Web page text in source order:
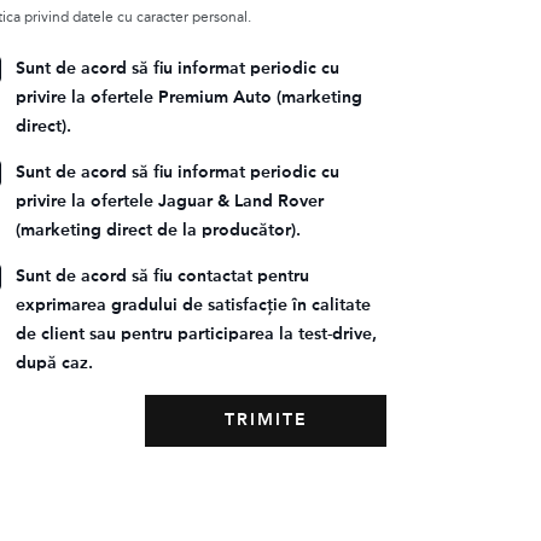
privind datele cu caracter personal.
Sunt de acord să fiu informat periodic cu
privire la ofertele Premium Auto (marketing
direct).
Sunt de acord să fiu informat periodic cu
privire la ofertele Jaguar & Land Rover
(marketing direct de la producător).
Sunt de acord să fiu contactat pentru
exprimarea gradului de satisfacție în calitate
de client sau pentru participarea la test-drive,
după caz.